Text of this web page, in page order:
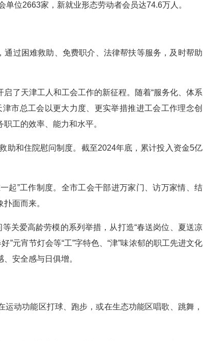
位2663家，新就业形态劳动者会员达74.6万人。
过困难救助、免费职介、法律帮扶等服务，及时帮助
了天津工人和工会工作的新征程。随着“服务化、体系
市总工会以更大力度、更实举措推进工会工作理念创
工的效率、能力和水平。
助和住院慰问制度。截至2024年底，累计投入资金5亿
起”工作制度。全市工会干部进万家门、访万家情、结
面而来。
关爱高龄劳模的系列举措，从打造“春送岗位、夏送凉
”元宵节灯会等“工”字特色、“津”味浓郁的职工先进文化
安全感与日俱增。
动功能区打球、跑步，或在生态功能区唱歌、跳舞，